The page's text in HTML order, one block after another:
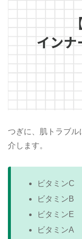
つぎに、肌トラブル
介します。
ビタミンC
ビタミンB
ビタミンE
ビタミンA